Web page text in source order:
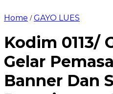
Home /GAYO LUES
Kodim 0113/
Gelar
Banner Dan